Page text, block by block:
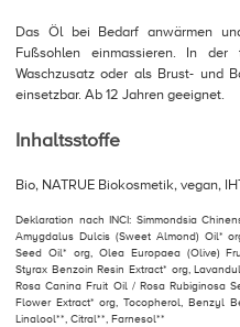
Das Öl bei Bedarf anwärmen
Fußsohlen einmassieren. In der
Waschzusatz oder als Brust- und
einsetzbar. Ab 12 Jahren geeignet.
Inhaltsstoffe
Bio, NATRUE Biokosmetik, vegan,
Deklaration nach INCI: Simmondsia
Amygdalus Dulcis (Sweet Almond) Oil*
Seed Oil* org, Olea Europaea (Olive)
Styrax Benzoin Resin Extract* org,
Rosa Canina Fruit Oil / Rosa Rubiginosa
Flower Extract* org, Tocopherol, Benzyl
Linalool**, Citral**, Farnesol**